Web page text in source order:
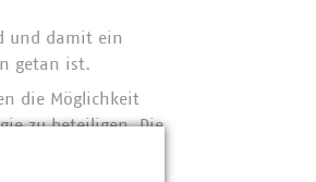
und damit ein
getan ist.
die Möglichkeit
zu beteiligen. Die
sicherzustellen.